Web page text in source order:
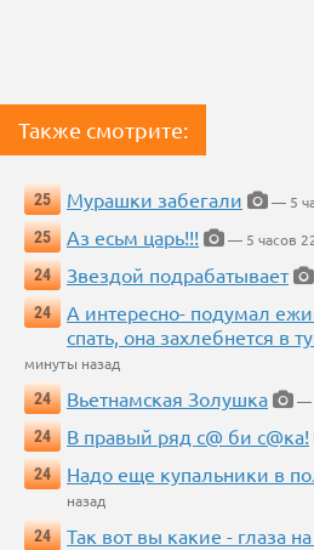
Также смотрите:
25 Мурашки забегали
— 5
25
Аз есьм царь!!!
— 5 часов
24
Звездой подрабатывает
24
А интересно- подумал
спать, она захлебнется в
минуты назад
24
Вьетнамская Золушка
—
24
В правый ряд с@ би с@ка!
24
Надо еще купальники в
назад
24
Так вот вы какие - глаза